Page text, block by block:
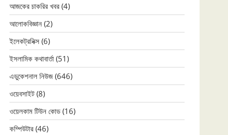
আজকের চাকরির খবর (4)
আলোকবিজ্ঞান (2)
ইলেকট্রনিক্স (6)
ইসলামিক কথাবার্তা (51)
এডুকেশনাল নিউজ (646)
ওয়েবসাইট (8)
ওয়েলকাম টিউন কোড (16)
কম্পিউটার (46)